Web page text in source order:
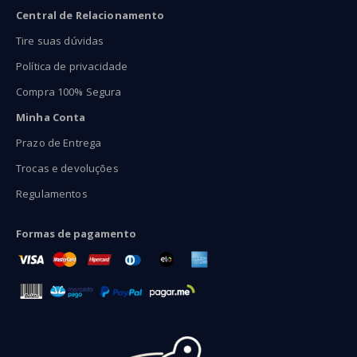
Central de Relacionamento
Tire suas dúvidas
Política de privacidade
Compra 100% Segura
Minha Conta
Prazo de Entrega
Trocas e devoluções
Regulamentos
Formas de pagamento